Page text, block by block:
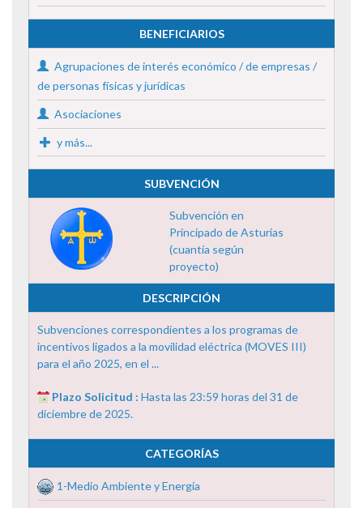
BENEFICIARIOS
Agrupaciones de interés económico / de empresas /
de personas físicas y jurídicas
Asociaciones
y más...
SUBVENCIÓN
Subvención en
Principado de Asturias
(cuantía según
proyecto)
DESCRIPCIÓN
Subvenciones correspondientes a los programas de
incentivos ligados a la movilidad eléctrica (MOVES III)
para el año 2025, en el ...
Plazo Solicitud : Hasta las 23:59 horas del 31 de
diciembre de 2025.
CATEGORÍAS
1-Medio Ambiente y Energía